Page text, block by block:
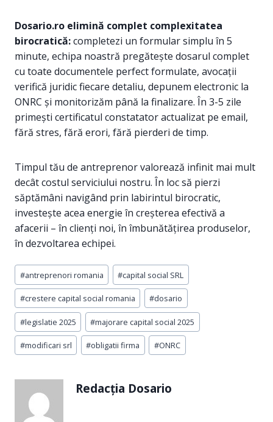
Dosario.ro elimină complet complexitatea
birocratică:completezi un formular simplu în 5
minute, echipa noastră pregătește dosarul complet
cu toate documentele perfect formulate, avocații
verifică juridic fiecare detaliu, depunem electronic la
ONRC și monitorizăm până la finalizare. În 3-5 zile
primești certificatul constatator actualizat pe email,
fără stres, fără erori, fără pierderi de timp.
Timpul tău de antreprenor valorează infinit mai mult
decât costul serviciului nostru. În loc să pierzi
săptămâni navigând prin labirintul birocratic,
investește acea energie în creșterea efectivă a
afacerii – în clienți noi, în îmbunătățirea produselor,
în dezvoltarea echipei.
Post
Tags:
#antreprenori romania #capital social SRL
#crestere capital social romania #dosario
#legislatie 2025 #majorare capital social 2025
#modificari srl #obligatii firma #ONRC
Redacția Dosario